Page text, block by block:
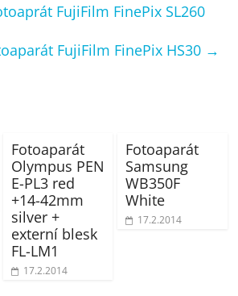
FujiFilm FinePix SL260
FujiFilm FinePix HS30 →
Fotoaparát
Olympus PEN
E-PL3 red
+14-42mm
silver +
externí blesk
FL-LM1
17.2.2014
Fotoaparát
Samsung
WB350F
White
17.2.2014